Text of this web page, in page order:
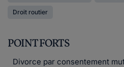
Droit routier
POINT FORTS
Divorce par consentement